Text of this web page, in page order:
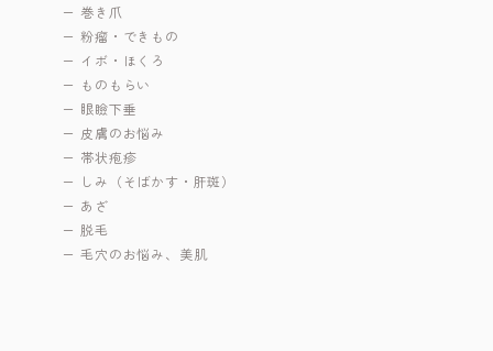
巻き爪
粉瘤・できもの
イボ・ほくろ
ものもらい
眼瞼下垂
皮膚のお悩み
帯状疱疹
しみ（そばかす・肝斑）
あざ
脱毛
毛穴のお悩み、美肌